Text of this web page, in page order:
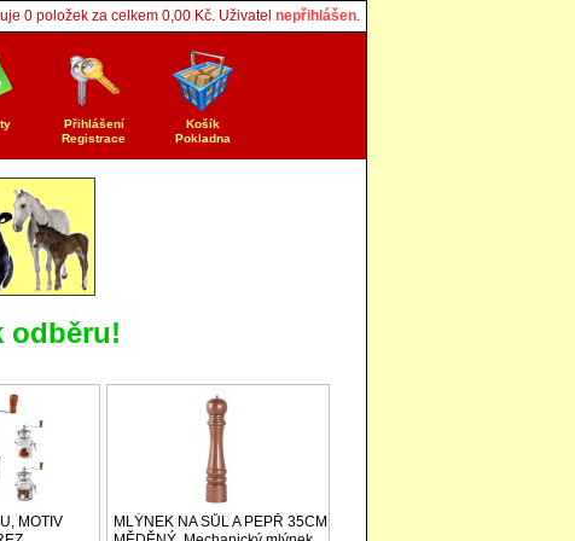
0položek za celkem 0,00Kč. Uživatel nepřihlášen.
Košík
Pokladna
Přihlášení
Registrace
odběru!
MOTIV
MLÝNEK NA SŮL A PEPŘ 35CM